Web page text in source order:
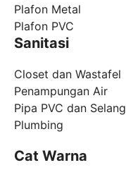
Plafon Metal
Plafon PVC
Sanitasi
Closet dan Wastafel
Penampungan Air
Pipa PVC dan Selang
Plumbing
Cat Warna